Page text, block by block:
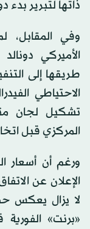
ذاتها لتبرير بدء
وفي المقابل،
الأميركي
طريقها إلى
الاحتياطي
تشكيل لجان
المركزي قبل
ورغم أن أسعار
الإعلان عن
لا يزال يعكس